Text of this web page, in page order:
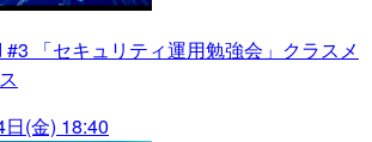
「セキュリティ運用勉強会」クラスメ
(金) 18:40